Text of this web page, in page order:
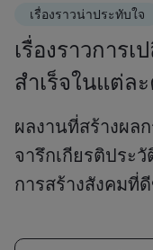
เรื่องราวน่าประทับใจ
เรื่องราวการ
สำเร็จในแต่ล
ผลงานที่สร้างผล
จารึกเกียรติประ
การสร้างสังคมที่